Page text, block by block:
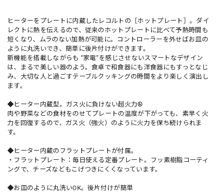
ヒーターをプレートに内蔵したレコルトの［ホットプレート］。ダイ
レクトに熱を伝えるので、従来のホットプレートに比べて予熱時間も
短くなり、ムラのない加熱が可能に。コントローラーを外せばお皿の
ように丸洗いでき、簡単に後片付けができます。
新機能を搭載しながらも “家電”を感じさせないスマートなデザイン
は、まるで美しい器のよう。食卓で和食器にも洋食器にもすっとなじ
み、大切な人と過ごすテーブルクッキングの時間をより楽しく演出し
ます。
◆ヒーター内蔵型。ガス火に負けない超火力®︎
肉や野菜などの食材をのせてプレートの温度が下がっても、素早く火
力を回復するので、ガス火（強火）のように火力を保ち続けられま
す。
◆ヒーター内蔵のフラットプレートが付属。
・フラットプレート：毎日使える定番プレート。フッ素樹脂コーティ
ングで、チーズなどもこげつきにくくなっています。
◆お皿のように丸洗いOK。後片付けが簡単